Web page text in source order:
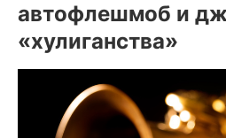
автофлешмоб и
«хулиганства»